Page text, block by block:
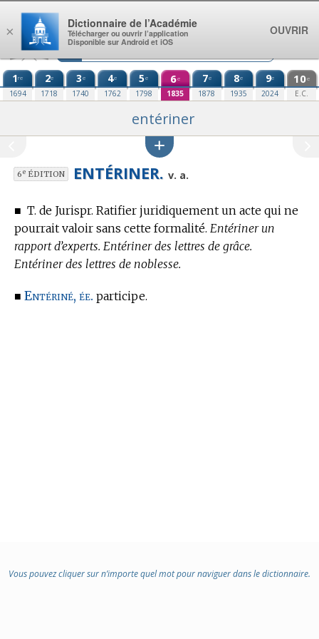
Aller au contenu
1re
1694
2e
1718
3e
1740
4e
1762
5e
1798
6e
1835
7e
1878
8e
1935
9e
2024
10e
E.C.
entériner
6eÉDITION ENTÉRINER. v. a.
■ T. de Jurispr. Ratifier juridiquement un acte qui ne
pourrait valoir sans cette formalité. Entériner un
rapport d’experts. Entériner des lettres de grâce.
Entériner des lettres de noblesse.
■ Entériné, ée. participe.
Vous pouvez cliquer sur n’importe quel mot pour naviguer dans le dictionnaire.
×
Dictionnaire de l’Académie
Télécharger ou ouvrir l’application
Disponible sur Android et iOS
OUVRIR